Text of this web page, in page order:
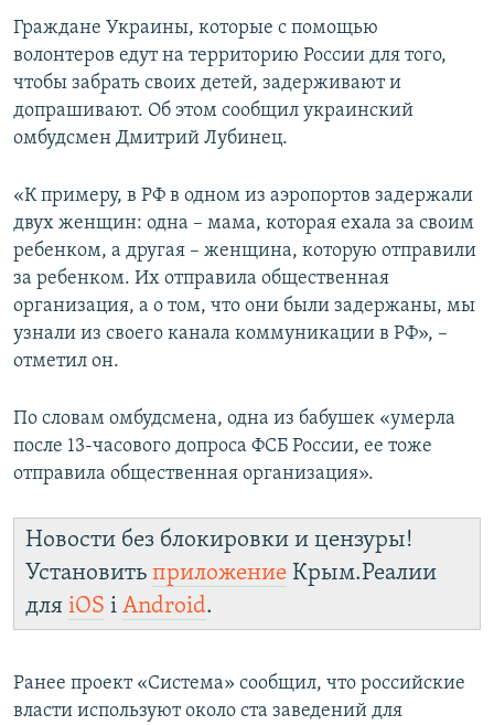
Граждане Украины, которые с помощью
волонтеров едут на территорию России для того,
чтобы забрать своих детей, задерживают и
допрашивают. Об этом сообщил украинский
омбудсмен Дмитрий Лубинец.
«К примеру, в РФ в одном из аэропортов задержали
двух женщин: одна – мама, которая ехала за своим
ребенком, а другая – женщина, которую отправили
за ребенком. Их отправила общественная
организация, а о том, что они были задержаны, мы
узнали из своего канала коммуникации в РФ», –
отметил он.
По словам омбудсмена, одна из бабушек «умерла
после 13-часового допроса ФСБ России, ее тоже
отправила общественная организация».
Новости без блокировки и цензуры!
Установить приложение Крым.Реалии
для iOS і Android.
Ранее проект «Система» сообщил, что российские
власти используют около ста заведений для